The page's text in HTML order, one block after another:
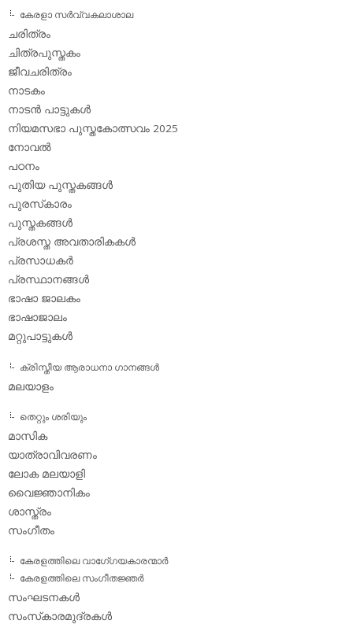
കേരളാ സര്‍വ്വകലാശാല
ചരിത്രം
ചിത്രപുസ്തകം
ജീവചരിത്രം
നാടകം
നാടന്‍ പാട്ടുകള്‍
നിയമസഭാ പുസ്തകോത്സവം 2025
നോവല്‍
പഠനം
പുതിയ പുസ്തകങ്ങള്‍
പുരസ്‌കാരം
പുസ്തകങ്ങള്‍
പ്രശസ്ത അവതാരികകള്‍
പ്രസാധകര്‍
പ്രസ്ഥാനങ്ങള്‍
ഭാഷാ ജാലകം
ഭാഷാജാലം
മറ്റുപാട്ടുകള്‍
ക്രിസ്തീയ ആരാധനാ ഗാനങ്ങള്‍
മലയാളം
തെറ്റും ശരിയും
മാസിക
യാത്രാവിവരണം
ലോക മലയാളി
വൈജ്ഞാനികം
ശാസ്ത്രം
സംഗീതം
കേരളത്തിലെ വാഗേ്ഗയകാരന്മാര്‍
കേരളത്തിലെ സംഗീതജ്ഞര്‍
സംഘടനകള്‍
സംസ്‌കാരമുദ്രകള്‍